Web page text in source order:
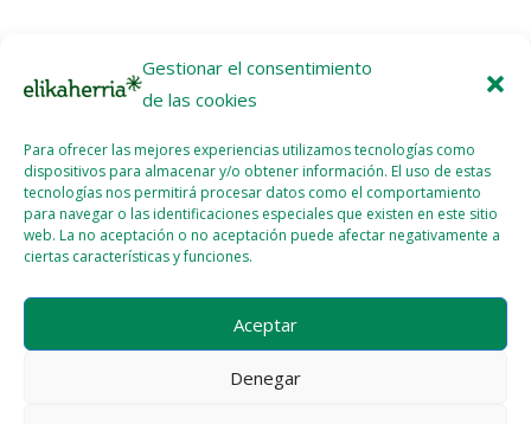
Gestionar el consentimiento
de las cookies
Para ofrecer las mejores experiencias utilizamos tecnologías como
dispositivos para almacenar y/o obtener información. El uso de estas
tecnologías nos permitirá procesar datos como el comportamiento
para navegar o las identificaciones especiales que existen en este sitio
web. La no aceptación o no aceptación puede afectar negativamente a
ciertas características y funciones.
Aceptar
Denegar